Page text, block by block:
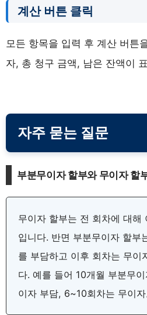
계산 버튼 클릭
모든 항목을 입력 후 계산 버튼
자, 총 청구 금액, 남은 잔액이
자주 묻는 질문
부분무이자 할부와 무이자 할
무이자 할부는 전 회차에 대해
입니다. 반면 부분무이자 할부
를 부담하고 이후 회차는 무이
다. 예를 들어 10개월 부분무
이자 부담, 6~10회차는 무이